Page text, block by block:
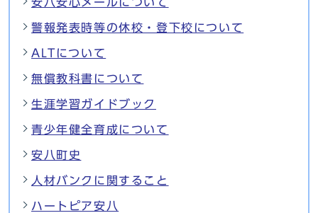
警報発表時等の休校・登下校について
ALTについて
無償教科書について
生涯学習ガイドブック
青少年健全育成について
安八町史
人材バンクに関すること
ハートピア安八